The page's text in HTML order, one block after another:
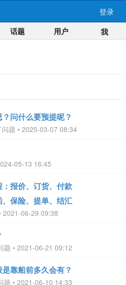
登录
话题 用户 我
问什么要预提呢？
问题 • 2025-03-07 08:34
05-13 16:45
报价、订货、付款
保险、提单、结汇
2021-06-29 09:38
题 • 2021-06-21 09:12
靠船前多久会有？
题 • 2021-06-10 14:33